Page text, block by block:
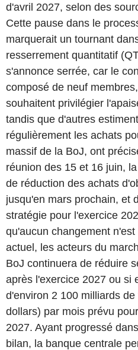
d'avril 2027, selon des
Cette pause dans le
marquerait un tournant
resserrement quantitatif
s'annonce serrée, car le
composé de neuf
souhaitent privilégier
tandis que d'autres
régulièrement les achats
massif de la BoJ, ont
réunion des 15 et 16 juin,
de réduction des achats
jusqu'en mars prochain, et
stratégie pour l'exercice
qu'aucun changement
actuel, les acteurs du
BoJ continuera de réduire
après l'exercice 2027 ou si
d'environ 2 100 milliards
dollars) par mois prévu
2027. Ayant progressé
bilan, la banque centrale